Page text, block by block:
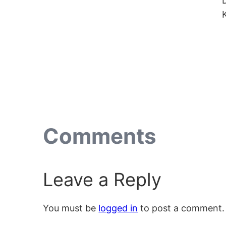
Comments
Leave a Reply
You must be logged in to post a comment.